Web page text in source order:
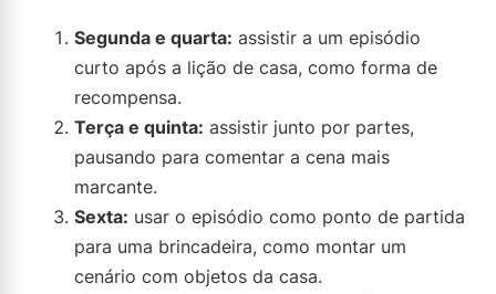
Segunda e quarta: assistir a um episódio
curto após a lição de casa, como forma de
recompensa.
Terça e quinta: assistir junto por partes,
pausando para comentar a cena mais
marcante.
Sexta: usar o episódio como ponto de partida
para uma brincadeira, como montar um
cenário com objetos da casa.